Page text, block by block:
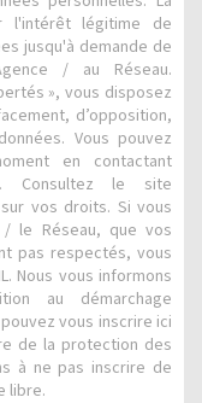
l'intérêt légitime de
jusqu'à demande de
/ au Réseau.
», vous disposez
d’opposition,
Vous pouvez
en contactant
Consultez le site
vos droits. Si vous
le Réseau, que vos
pas respectés, vous
Nous vous informons
au démarchage
vous inscrire ici
de la protection des
à ne pas inscrire de
libre.